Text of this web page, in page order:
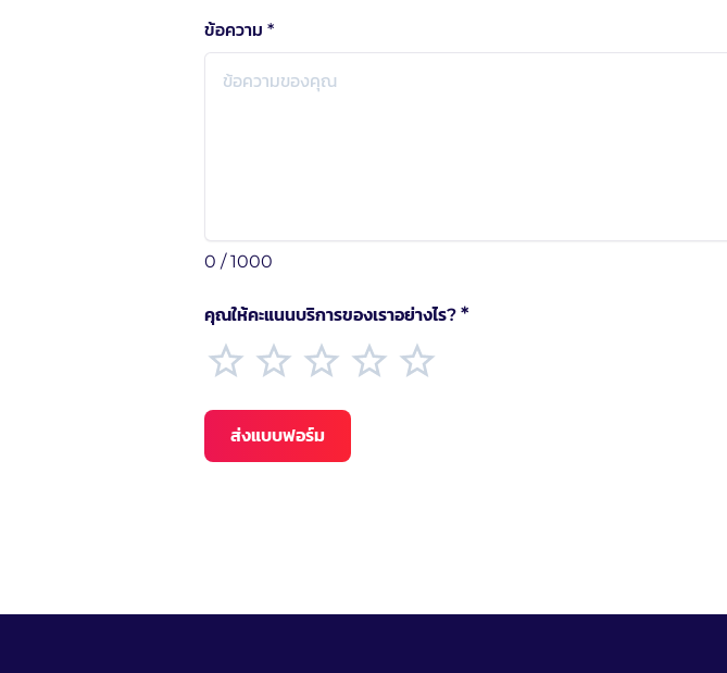
ข้อความ *
0 / 1000
คุณให้คะแนนบริการของเราอย่างไร? *
ส่งแบบฟอร์ม